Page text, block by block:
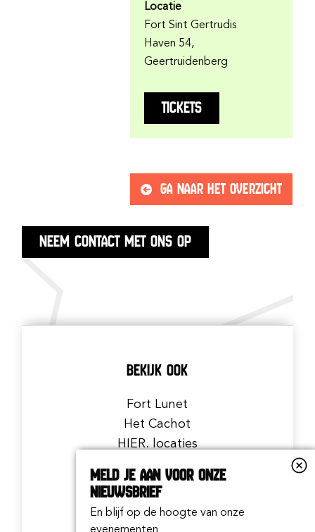
Locatie
Fort Sint Gertrudis
Haven 54,
Geertruidenberg
TICKETS
GA NAAR HET OVERZICHT
NEEM CONTACT MET ONS OP
BEKIJK OOK
Fort Lunet
Het Cachot
HIER. locaties
LOCATIE
Meld je aan voor onze
nieuwsbrief
En blijf op de hoogte van onze